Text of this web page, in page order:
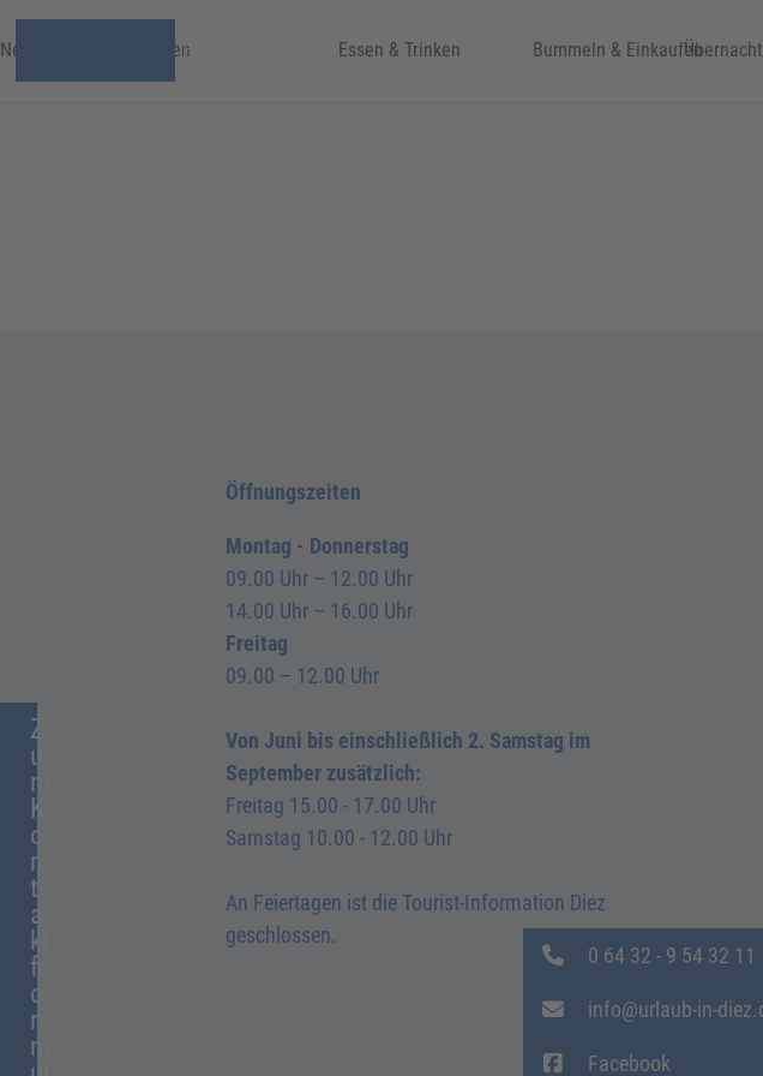
News & VeranstaltungenFreizeit & Kultur Essen & Trinken Bummeln & Einkaufen
Z
u
m
K
o
n
t
a
kt
f
o
r
m
Öffnungszeiten
Montag - Donnerstag
09.00 Uhr – 12.00 Uhr
14.00 Uhr – 16.00 Uhr
Freitag
09.00 – 12.00 Uhr
Von Juni bis einschließlich 2. Samstag im
September zusätzlich:
Freitag 15.00 - 17.00 Uhr
Samstag 10.00 - 12.00 Uhr
An Feiertagen ist die Tourist-Information Diez
geschlossen.
0 64 32 - 9 54 32 11
info@urlaub-in-
Facebook